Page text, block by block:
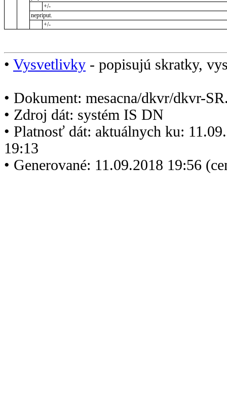
+/-
nepriput.
+/-
• Vysvetlivky - popisujú skratky,
• Dokument: mesacna/dkvr/dkvr-
• Zdroj dát: systém IS DN
• Platnosť dát: aktuálnych ku:
19:13
• Generované: 11.09.2018 19:56